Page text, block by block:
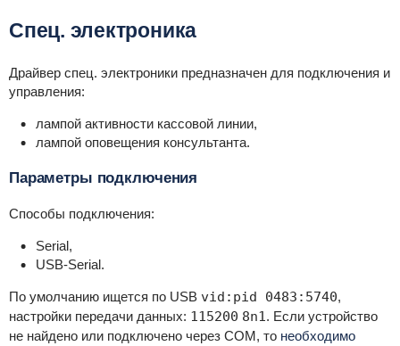
Спец. электроника
Драйвер спец. электроники предназначен для подключения и
управления:
лампой активности кассовой линии,
лампой оповещения консультанта.
Параметры подключения
Способы подключения:
Serial,
USB-Serial.
По умолчанию ищется по USB vid:pid 0483:5740,
настройки передачи данных: 115200 8n1. Если устройство
не найдено или подключено через COM, то необходимо